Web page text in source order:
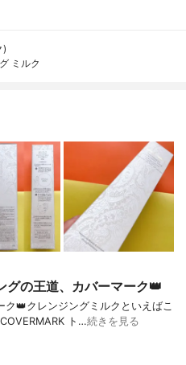
)
ミルク
の王道、カバーマーク👑
👑クレンジングミルクといえばこ
・COVERMARK ト…続きを見る